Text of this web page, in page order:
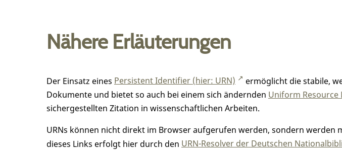
Nähere Erläuterungen
Der Einsatz eines Persistent Identifier (hier: URN)
ermöglicht die stabile,
Dokumente und bietet so auch bei einem sich ändernden Uniform Resource
sichergestellten Zitation in wissenschaftlichen Arbeiten.
URNs können nicht direkt im Browser aufgerufen werden, sondern werden
dieses Links erfolgt hier durch den URN-Resolver der Deutschen